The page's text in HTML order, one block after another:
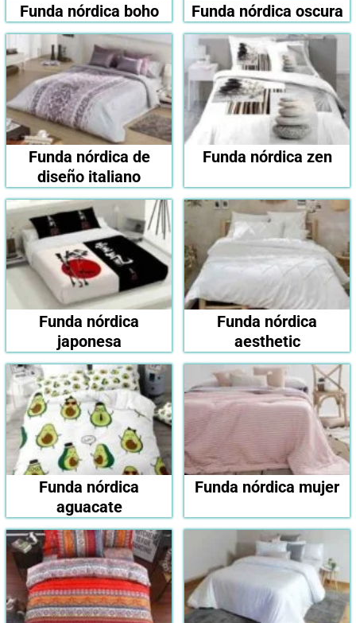
Funda nórdica boho Funda nórdica oscura
Funda nórdica de
diseño italiano
Funda nórdica zen
Funda nórdica
japonesa
Funda nórdica
aesthetic
Funda nórdica
aguacate
Funda nórdica mujer